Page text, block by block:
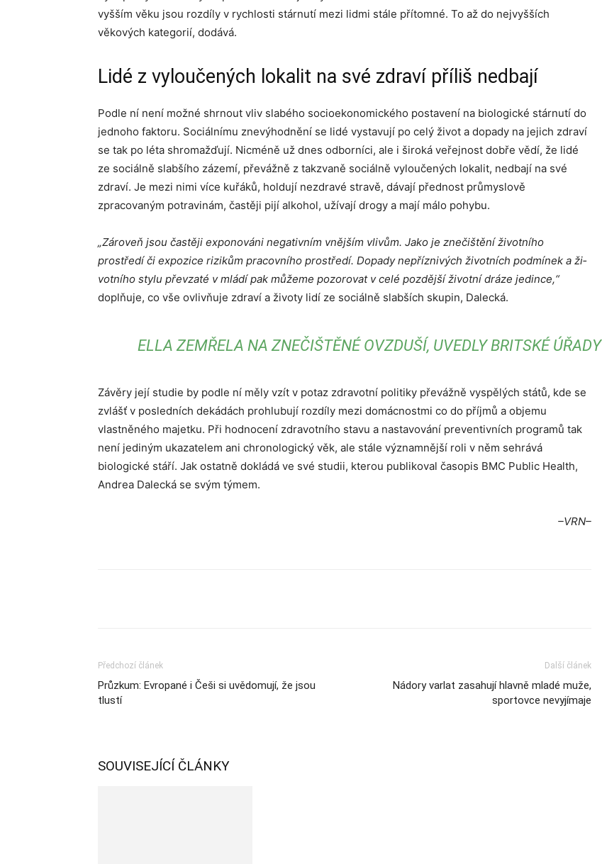
vyšším věku jsou rozdíly v rychlosti stárnutí mezi lidmi stále přítomné. To až do nejvyšších
věkových kategorií, dodává.
Lidé z vyloučených lokalit na své zdraví příliš nedbají
Podle ní není možné shrnout vliv slabého socioekonomického postavení na biologické stárnutí do
jednoho faktoru. Sociálnímu znevýhodnění se lidé vystavují po celý život a dopady na jejich zdraví
se tak po léta shromažďují. Nicméně už dnes odborníci, ale i široká veřejnost dobře vědí, že lidé
ze sociálně slabšího zázemí, převážně z takzvaně sociálně vyloučených lokalit, nedbají na své
zdraví. Je mezi nimi více kuřáků, holdují nezdravé stravě, dávají přednost průmyslově
zpracovaným potravinám, častěji pijí alkohol, užívají drogy a mají málo pohybu.
„Zároveň jsou častěji expono­váni negativním vnějším vlivům. Jako je znečištění ži­votního
prostředí či expozice rizikům pracovního pro­středí. Dopady nepříznivých životních podmínek a ži­
votního stylu převzaté v mládí pak můžeme pozoro­vat v celé pozdější životní dráze jedince,“
doplňuje, co vše ovlivňuje zdraví a životy lidí ze sociálně slabších skupin, Dalecká.
ELLA ZEMŘELA NA ZNEČIŠTĚNÉ OVZDUŠÍ, UVEDLY BRITSKÉ ÚŘADY
Závěry její studie by podle ní měly vzít v potaz zdravotní politiky převážně vyspělých států, kde se
zvlášť v posledních dekádách prohlubují rozdíly mezi domácnostmi co do příjmů a objemu
vlastněného majetku. Při hodnocení zdravotního stavu a nastavování preventivních programů tak
není jediným ukazatelem ani chronologický věk, ale stále významnější roli v něm sehrává
biologické stáří. Jak ostatně dokládá ve své studii, kterou publikoval časopis BMC Public Health,
Andrea Dalecká se svým týmem.
–VRN–
Předchozí článek
Průzkum: Evropané i Češi si uvědomují, že jsou
tlustí
Další článek
Nádory varlat zasahují hlavně mladé muže,
sportovce nevyjímaje
SOUVISEJÍCÍ ČLÁNKY